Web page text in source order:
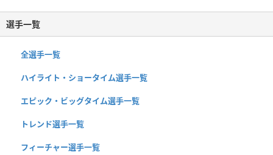
選手一覧
全選手一覧
ハイライト・ショータイム選手一覧
エピック・ビッグタイム選手一覧
トレンド選手一覧
フィーチャー選手一覧